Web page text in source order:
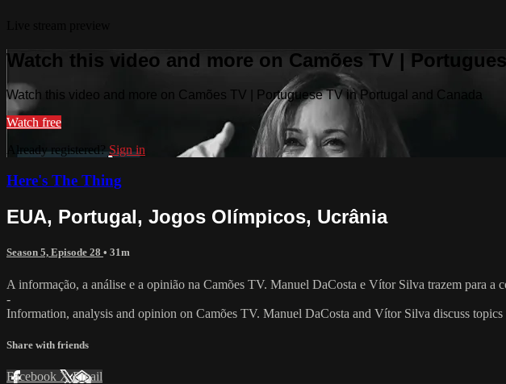
Watch this video and more on Camões TV |
Watch this video and more on Camões TV | Portuguese TV in Portugal and Canada
Watch free
Already registered?Sign in
Here's The Thing
EUA, Portugal, Jogos Olímpicos, Ucrânia
Season 5, Episode 28 • 31m
A informação, a análise e a opinião na Camões TV. Manuel DaCosta e Vítor Silva trazem para a
-
Information, analysis and opinion on Camões TV. Manuel DaCosta and Vítor Silva discuss
Share with friends
Facebook XEmail